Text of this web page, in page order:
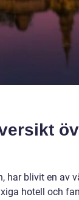
har blivit en av
hotell och